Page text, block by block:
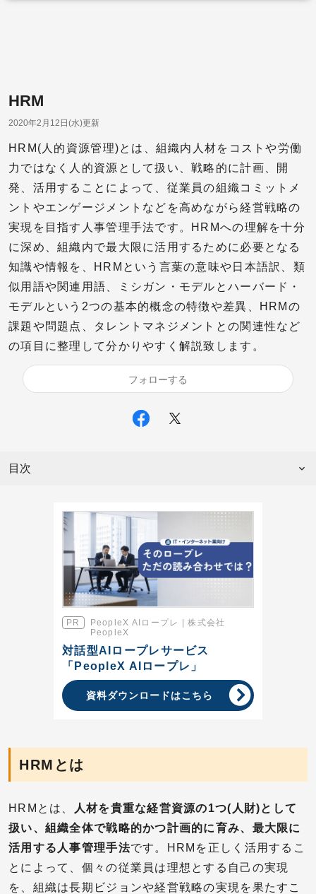
HRM
2020年2月12日(水)更新
HRM(人的資源管理)とは、組織内人材をコストや労働
力ではなく人的資源として扱い、戦略的に計画、開
発、活用することによって、従業員の組織コミットメ
ントやエンゲージメントなどを高めながら経営戦略の
実現を目指す人事管理手法です。HRMへの理解を十分
に深め、組織内で最大限に活用するために必要となる
知識や情報を、HRMという言葉の意味や日本語訳、類
似用語や関連用語、ミシガン・モデルとハーバード・
モデルという2つの基本的概念の特徴や差異、HRMの
課題や問題点、タレントマネジメントとの関連性など
の項目に整理して分かりやすく解説致します。
フォローする
目次
PeopleX AIロープレ | 株式会社
PeopleX
対話型AIロープレサービス
「PeopleX AIロープレ」
資料ダウンロードはこちら
HRMとは
HRMとは、
人材を貴重な経営資源の1つ(人財)として
扱い、組織全体で戦略的かつ計画的に育み、最大限に
活用する人事管理手法です。HRMを正しく活用するこ
とによって、個々の従業員は理想とする自己の実現
を、組織は長期ビジョンや経営戦略の実現を果たすこ